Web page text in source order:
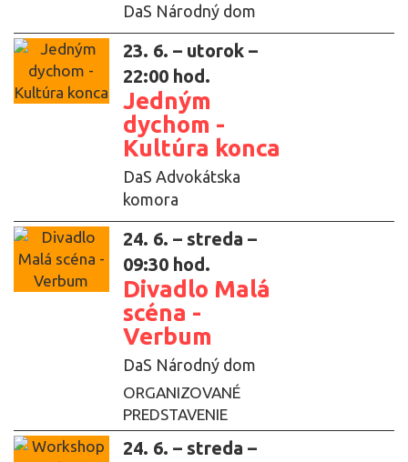
DaS Národný dom
23. 6. – utorok –
22:00 hod.
Jedným
dychom -
Kultúra konca
DaS Advokátska
komora
24. 6. – streda –
09:30 hod.
Divadlo Malá
scéna -
Verbum
DaS Národný dom
ORGANIZOVANÉ
PREDSTAVENIE
24. 6. – streda –